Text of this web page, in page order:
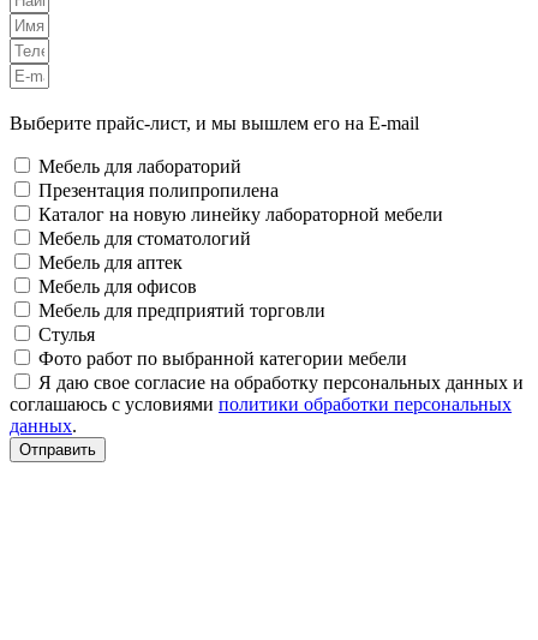
Выберите прайс-лист, и мы вышлем его на E-mail
Мебель для лабораторий
Презентация полипропилена
Каталог на новую линейку лабораторной мебели
Мебель для стоматологий
Мебель для аптек
Мебель для офисов
Мебель для предприятий торговли
Стулья
Фото работ по выбранной категории мебели
Я даю свое согласие на обработку персональных данных и
соглашаюсь с условиями политики обработки персональных
данных.
Отправить